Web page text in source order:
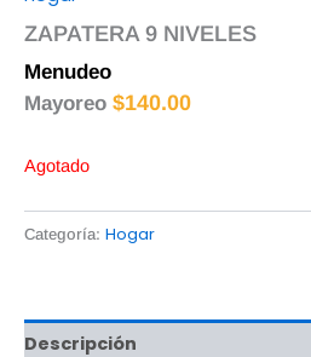
ZAPATERA 9 NIVELES
Menudeo
Mayoreo $140.00
Agotado
Categoría: Hogar
Descripción